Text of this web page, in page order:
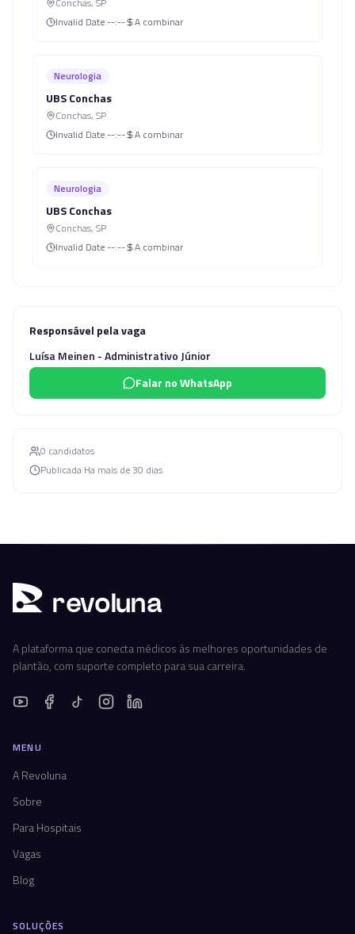
Invalid Date --:-- A combinar
Neurologia
UBS Conchas
Conchas, SP
Invalid Date --:-- A combinar
Neurologia
UBS Conchas
Conchas, SP
Invalid Date --:-- A combinar
Responsável pela vaga
Luísa Meinen - Administrativo Júnior
Falar no WhatsApp
0 candidatos
Publicada Ha mais de 30 dias
revoluna
A plataforma que conecta médicos às melhores oportunidades de
plantão, com suporte completo para sua carreira.
MENU
A Revoluna
Sobre
Para Hospitais
Vagas
Blog
SOLUÇÕES